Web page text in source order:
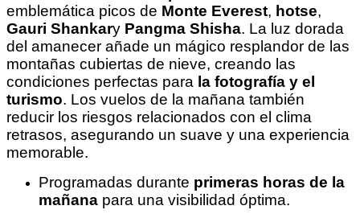
emblemática picos de Monte Everest, hotse,
Gauri Shankary Pangma Shisha. La luz dorada
del amanecer añade un mágico resplandor de las
montañas cubiertas de nieve, creando las
condiciones perfectas para la fotografía y el
turismo. Los vuelos de la mañana también
reducir los riesgos relacionados con el clima
retrasos, asegurando un suave y una experiencia
memorable.
Programadas durante primeras horas de la
mañana para una visibilidad óptima.